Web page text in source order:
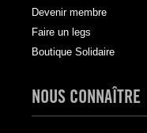
Devenir membre
Faire un legs
Boutique Solidaire
NOUS CONNAÎTRE